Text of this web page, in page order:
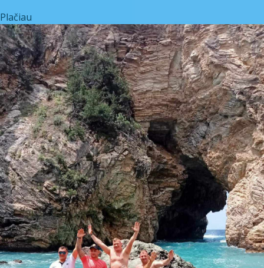
Plačiau